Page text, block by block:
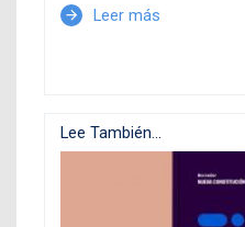
arrow_forward Leer más
Lee También...